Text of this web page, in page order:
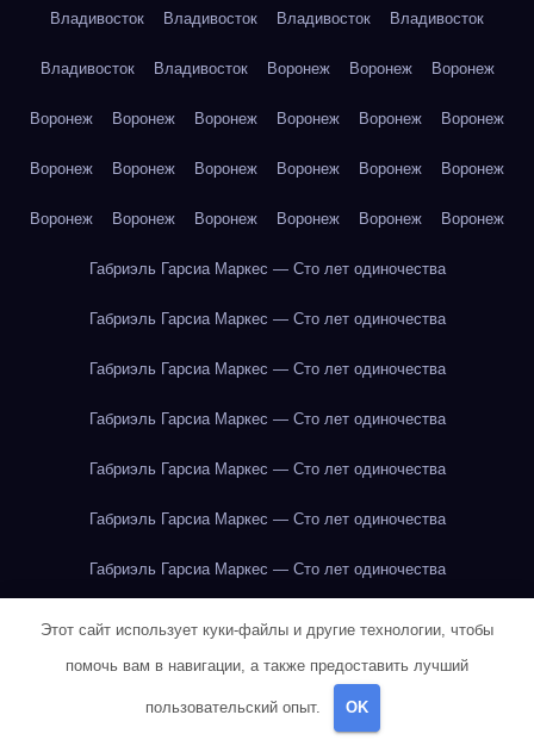
Владивосток Владивосток Владивосток Владивосток
Владивосток Владивосток Воронеж Воронеж Воронеж
Воронеж Воронеж Воронеж Воронеж Воронеж Воронеж
Воронеж Воронеж Воронеж Воронеж Воронеж Воронеж
Воронеж Воронеж Воронеж Воронеж Воронеж Воронеж
Габриэль Гарсиа Маркес — Сто лет одиночества
Габриэль Гарсиа Маркес — Сто лет одиночества
Габриэль Гарсиа Маркес — Сто лет одиночества
Габриэль Гарсиа Маркес — Сто лет одиночества
Габриэль Гарсиа Маркес — Сто лет одиночества
Габриэль Гарсиа Маркес — Сто лет одиночества
Габриэль Гарсиа Маркес — Сто лет одиночества
Габриэль Гарсиа Маркес — Сто лет одиночества
Габриэль Гарсиа Маркес — Сто лет одиночества
Этот сайт использует куки-файлы и другие технологии, чтобы
помочь вам в навигации, а также предоставить лучший
пользовательский опыт. OK